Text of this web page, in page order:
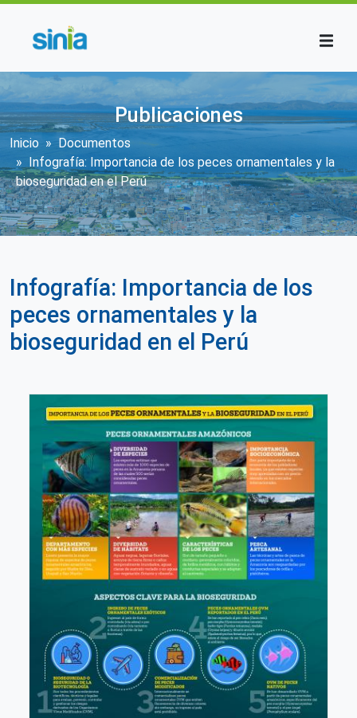
Publicaciones
Sobrescribir enlaces de ayuda a la
Inicio
Documentos
Infografía: Importancia de los peces ornamentales y la
bioseguridad en el Perú
Infografía: Importancia de los
peces ornamentales y la
bioseguridad en el Perú